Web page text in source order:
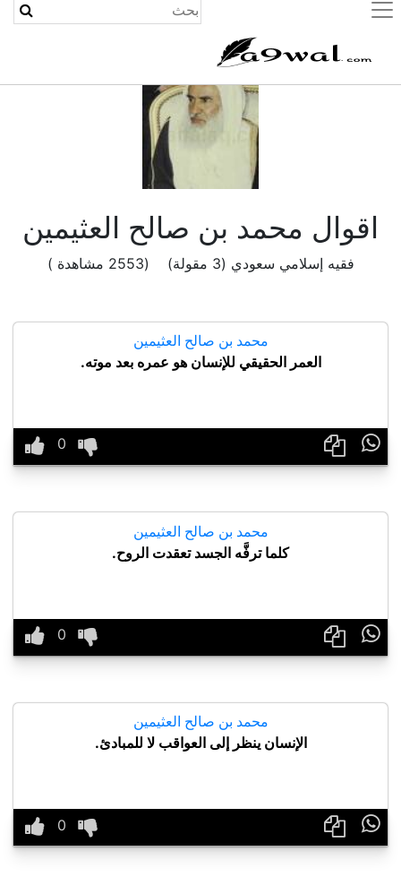
(current)
اقوال محمد بن صالح العثيمين
فقيه إسلامي سعودي (3 مقولة) (2553 مشاهدة )
محمد بن صالح العثيمين
العمر الحقيقي للإنسان هو عمره بعد موته.

محمد بن صالح العثيمين
كلما ترفَّه الجسد تعقدت الروح.

محمد بن صالح العثيمين
الإنسان ينظر إلى العواقب لا للمبادئ.
